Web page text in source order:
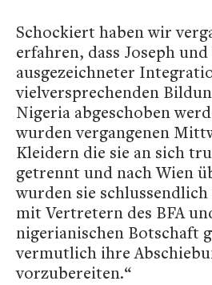
Schockiert haben wir
erfahren, dass Joseph
ausgezeichneter
vielversprechenden
Nigeria abgeschoben
wurden vergangenen
Kleidern die sie an sich
getrennt und nach Wien
wurden sie
mit Vertretern des BFA
nigerianischen Botschaft
vermutlich ihre
vorzubereiten.“